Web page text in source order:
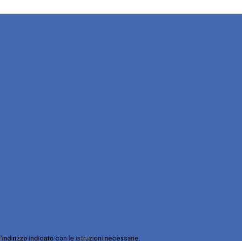
indicato con le istruzioni necessarie.